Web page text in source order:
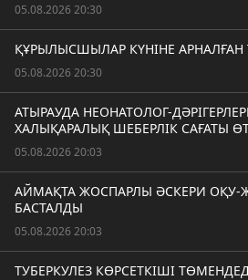
05.08.2026 20:30
ҚҰРЫЛЫСШЫЛАР КҮНІНЕ АРНАЛҒАН
05.08.2026 20:30
АТЫРАУДА НЕОНАТОЛОГ-
ХАЛЫҚАРАЛЫҚ ШЕБЕРЛІК САҒАТЫ
05.08.2026 20:03
АЙМАҚТА ЖОСПАРЛЫ ӘСКЕРИ
БАСТАЛДЫ
05.08.2026 20:03
ТУБЕРКУЛЕЗ КӨРСЕТКІШІ